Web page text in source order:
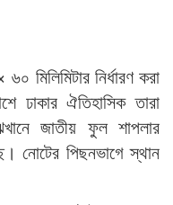
মিলিমিটার নির্ধারণ করা
ঢাকার ঐতিহাসিক তারা
জাতীয় ফুল শাপলার
নোটের পিছনভাগে স্থান